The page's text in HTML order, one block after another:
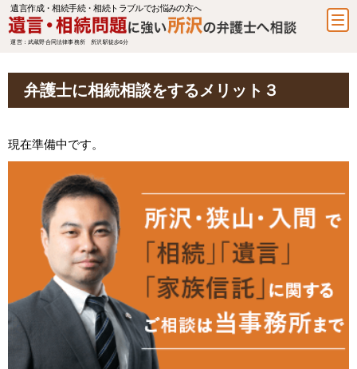
遺言作成・相続手続・相続トラブルでお悩みの方へ
運営：武蔵野合同法律事務所 所沢駅徒歩6分
弁護士に相続相談をするメリット３
現在準備中です。